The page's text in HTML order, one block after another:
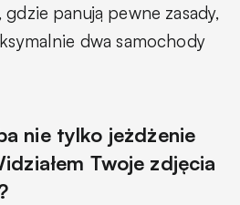
panują pewne zasady,
dwa samochody
nie tylko jeżdżenie
Twoje zdjęcia